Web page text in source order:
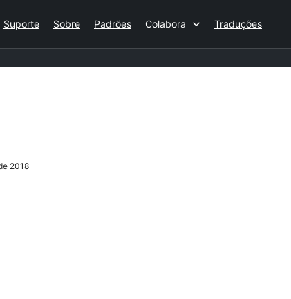
Suporte Sobre Padrões Colabora Traduções
2018